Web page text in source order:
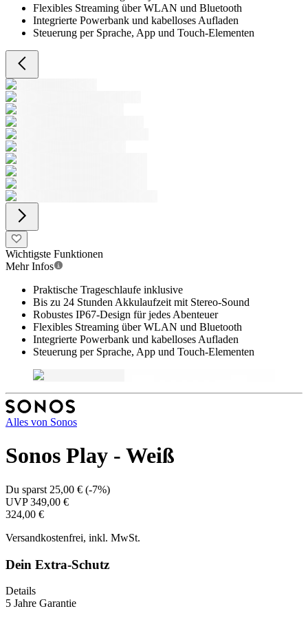
Flexibles Streaming über WLAN und Bluetooth
Integrierte Powerbank und kabelloses Aufladen
Steuerung per Sprache, App und Touch-Elementen
Wichtigste Funktionen
Mehr Infos
Praktische Trageschlaufe inklusive
Bis zu 24 Stunden Akkulaufzeit mit Stereo-Sound
Robustes IP67-Design für jedes Abenteuer
Flexibles Streaming über WLAN und Bluetooth
Integrierte Powerbank und kabelloses Aufladen
Steuerung per Sprache, App und Touch-Elementen
Alles von Sonos
Sonos Play - Weiß
Du sparst 25,00 € (-7%)
UVP349,00 €
324,00 €
Versandkostenfrei, inkl. MwSt.
Dein Extra-Schutz
Details
5 Jahre Garantie